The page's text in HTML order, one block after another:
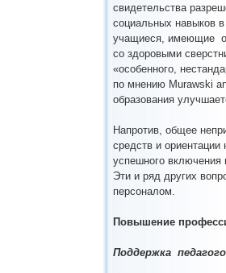
свидетельства
социальных навыков
учащиеся, имеющие
со здоровыми
«особенного,
по мнению Murawski
образования
Напротив, общее
средств и
успешного включения
Эти и ряд других
персоналом.
Повышение
Поддержка